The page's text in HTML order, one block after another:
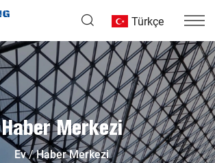
Türkçe
Haber Merkezi
Ev Haber Merkezi